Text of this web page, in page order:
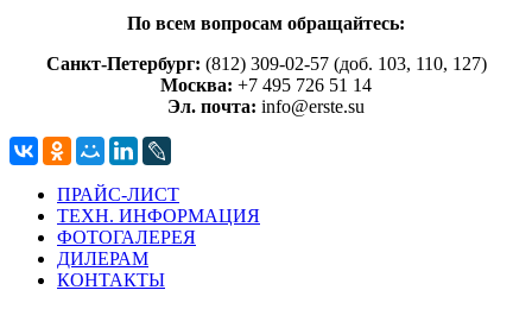
По всем вопросам обращайтесь:
Санкт-Петербург: (812) 309-02-57 (доб. 103, 110, 127)
Москва: +7 495 726 51 14
Эл. почта: info@erste.su
ПРАЙС-ЛИСТ
ТЕХН. ИНФОРМАЦИЯ
ФОТОГАЛЕРЕЯ
ДИЛЕРАМ
КОНТАКТЫ